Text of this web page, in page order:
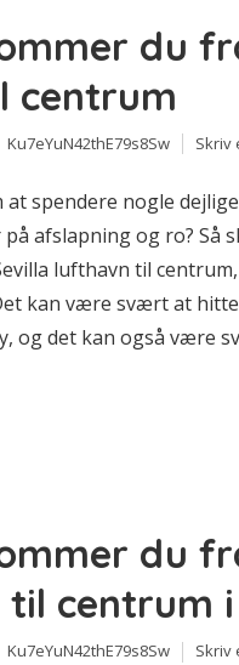
du
centrum
Ku7eYuN42thE79s8Sw Skriv
spendere nogle
afslapning og ro? Så
lufthavn til
kan være svært at
og det kan også være
du
til centrum
Ku7eYuN42thE79s8Sw Skriv